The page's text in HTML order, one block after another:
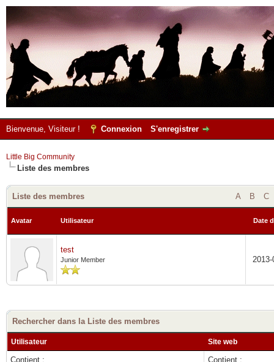
Bienvenue, Visiteur ! Connexion S'enregistrer
Little Big Community
Liste des membres
A B C
Liste des membres
Avatar Utilisateur Date
test
Junior Member
Rechercher dans la Liste des membres
Utilisateur Site web
Contient :
Contient :